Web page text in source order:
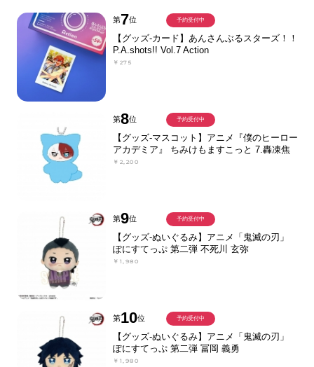
第7位
【グッズ-カード】あんさんぶるスターズ！！
P.A.shots!! Vol.7 Action
￥275
予約受付中
第8位
【グッズ-マスコット】アニメ『僕のヒーロー
アカデミア』 ちみけもますこっと 7.轟凍焦
￥2,200
予約受付中
第9位
【グッズ-ぬいぐるみ】アニメ「鬼滅の刃」
ぽにすてっぷ 第二弾 不死川 玄弥
￥1,980
予約受付中
第10位
【グッズ-ぬいぐるみ】アニメ「鬼滅の刃」
ぽにすてっぷ 第二弾 冨岡 義勇
￥1,980
予約受付中